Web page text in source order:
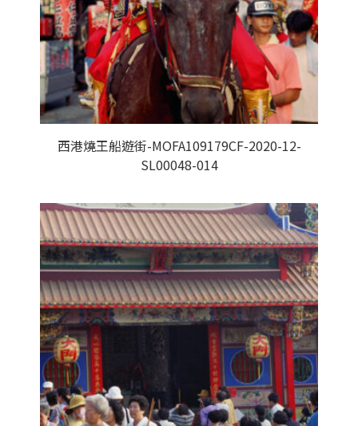
西港燒王船遊街-MOFA109179CF-2020-12-
SL00048-014